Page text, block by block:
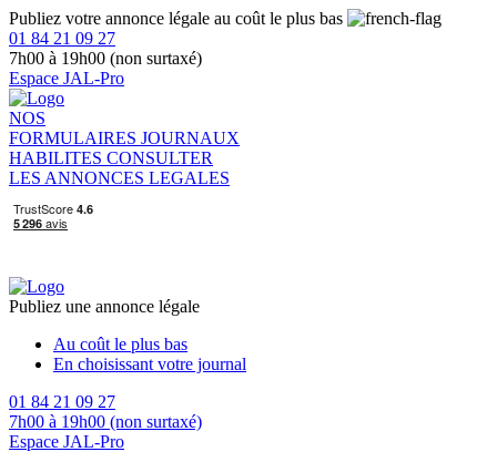
Publiez votre annonce légale au coût le plus bas
01 84 21 09 27
7h00 à 19h00 (non surtaxé)
Espace JAL-Pro
NOS
FORMULAIRES JOURNAUX
HABILITES CONSULTER
LES ANNONCES LEGALES
Publiez une annonce légale
Au coût le plus bas
En choisissant votre journal
01 84 21 09 27
7h00 à 19h00 (non surtaxé)
Espace JAL-Pro